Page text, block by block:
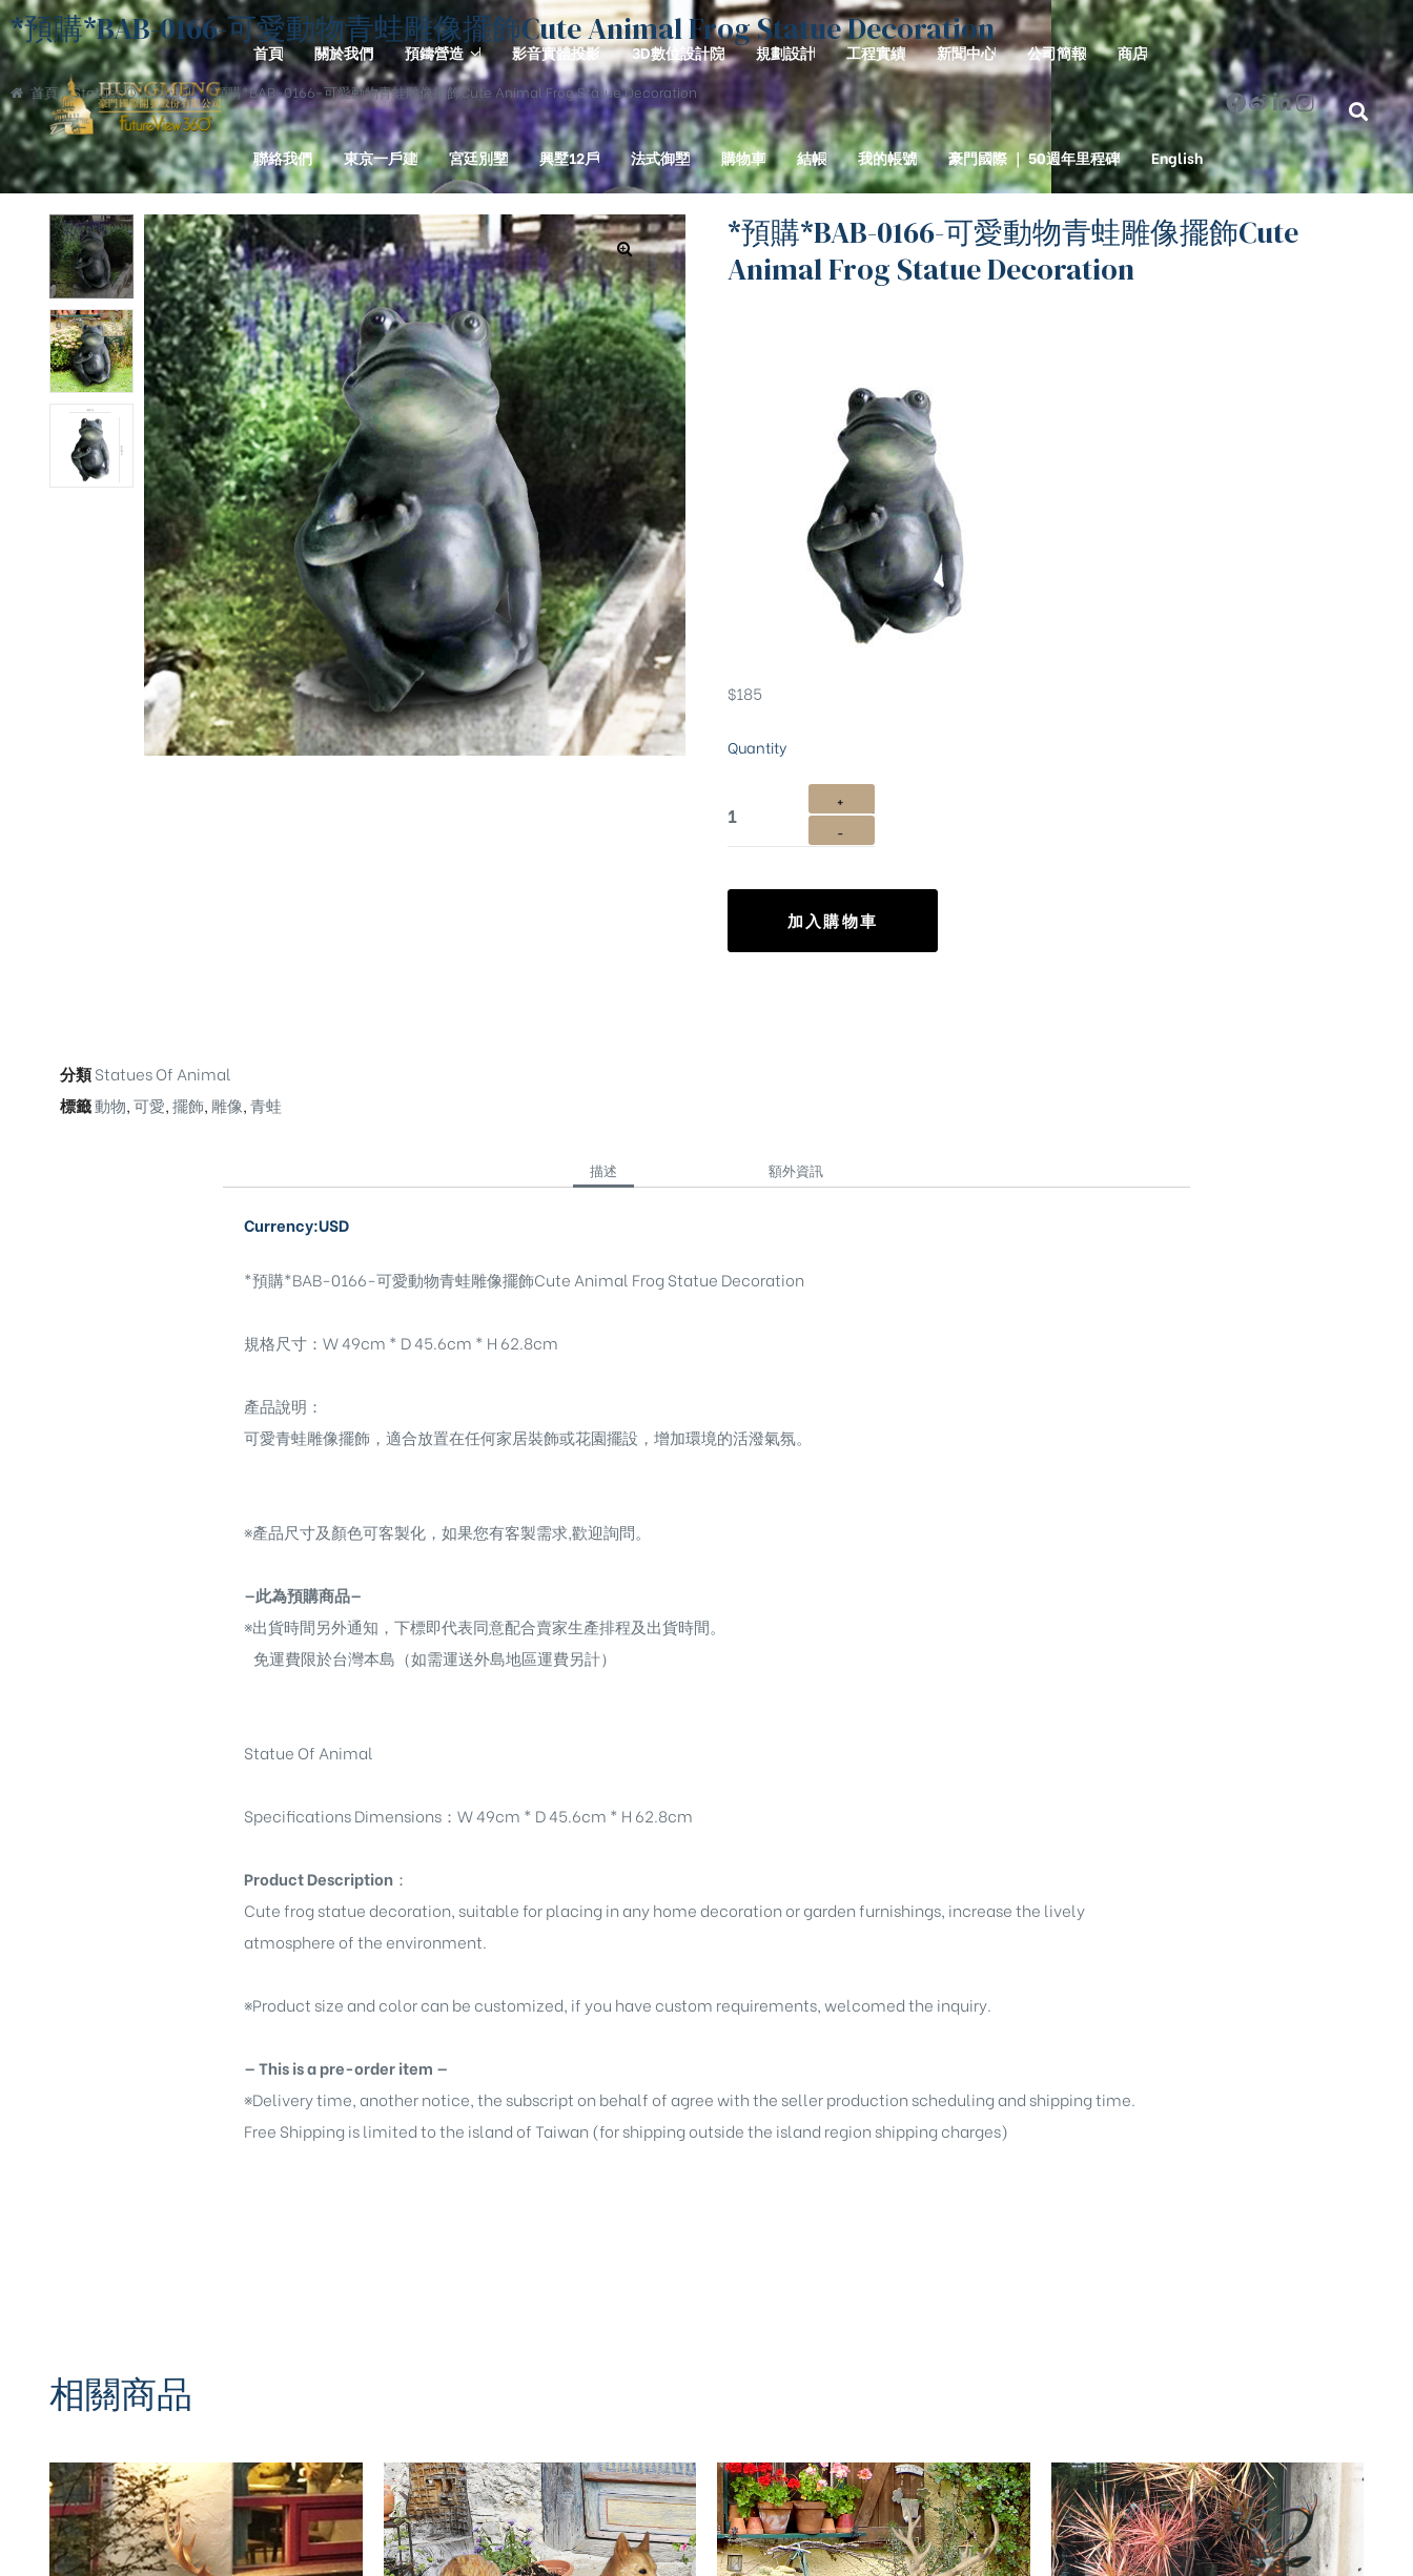
首頁 關於我們 預鑄營造 影音實體投影 3D數位設計院 規劃設計 工程實績 新聞中心 公司簡報 商店
聯絡我們 東京一戶建 宮廷別墅 興墅12戶 法式御墅 購物車 結帳 我的帳號 豪門國際 ｜ 50週年里程碑 English
*預購*BAB-0166-可愛動物青蛙雕像擺飾Cute Animal Frog Statue Decoration
首頁 Statues Of Animal *預購*BAB-0166-可愛動物青蛙雕像擺飾Cute Animal Frog Statue Decoration
*預購*BAB-0166-可愛動物青蛙雕像擺飾Cute
Animal Frog Statue Decoration
$185
Quantity
加入購物車
分類Statues Of Animal
標籤動物,可愛,擺飾, 雕像,青蛙
描述 額外資訊
Currency:USD
*預購*BAB-0166-可愛動物青蛙雕像擺飾Cute Animal Frog Statue Decoration
規格尺寸：W 49cm * D 45.6cm * H 62.8cm
產品說明：
可愛青蛙雕像擺飾，適合放置在任何家居裝飾或花園擺設，增加環境的活潑氣氛。
※產品尺寸及顏色可客製化，如果您有客製需求,歡迎詢問。
—此為預購商品—
※出貨時間另外通知，下標即代表同意配合賣家生產排程及出貨時間。
免運費限於台灣本島（如需運送外島地區運費另計）
Statue Of Animal
Specifications Dimensions ： W 49cm * D 45.6cm * H 62.8cm
Product Description ：
Cute frog statue decoration, suitable for placing in any home decoration or garden furnishings, increase the lively
atmosphere of the environment.
※Product size and color can be customized, if you have custom requirements, welcomed the inquiry.
— This is a pre-order item —
※Delivery time, another notice, the subscript on behalf of agree with the seller production scheduling and shipping time.
Free Shipping is limited to the island of Taiwan (for shipping outside the island region shipping charges)
相關商品
TREND TREND TREND TREND